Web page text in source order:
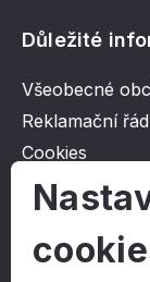
Důležité
Všeobecné
Reklamační řád
Cookies
Ochrana
O